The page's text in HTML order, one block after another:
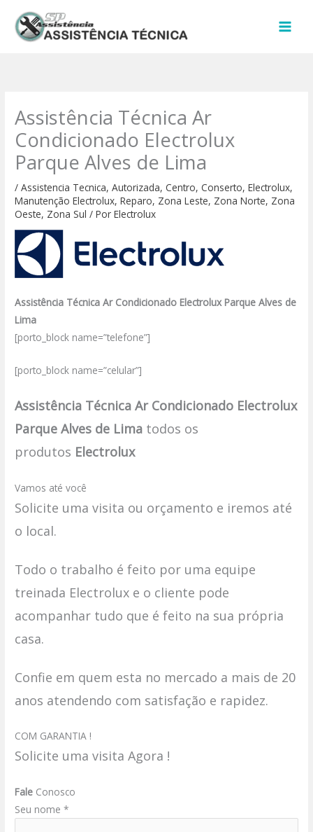
para
Assistência Técnica Ar
Condicionado Electrolux
Parque Alves de Lima
/Assistencia Tecnica,Autorizada,Centro,Conserto,Electrolux,
Manutenção Electrolux,Reparo, Zona Leste, Zona Norte, Zona
Oeste, Zona Sul / PorElectrolux
Assistência Técnica Ar Condicionado Electrolux Parque Alves de
Lima
[porto_block name=”telefone”]
[porto_block name=”celular”]
Assistência Técnica Ar Condicionado Electrolux
Parque Alves de Lima todos os
produtos Electrolux
Vamos até você
Solicite uma visita ou orçamento e iremos até
o local.
Todo o trabalho é feito por uma equipe
treinada Electrolux e o cliente pode
acompanhar tudo que é feito na sua própria
casa.
Confie em quem esta no mercado a mais de 20
anos atendendo com satisfação e rapidez.
COM GARANTIA !
Solicite uma visita Agora !
Fale Conosco
Seu nome *